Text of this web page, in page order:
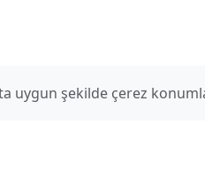
uygun şekilde çerez